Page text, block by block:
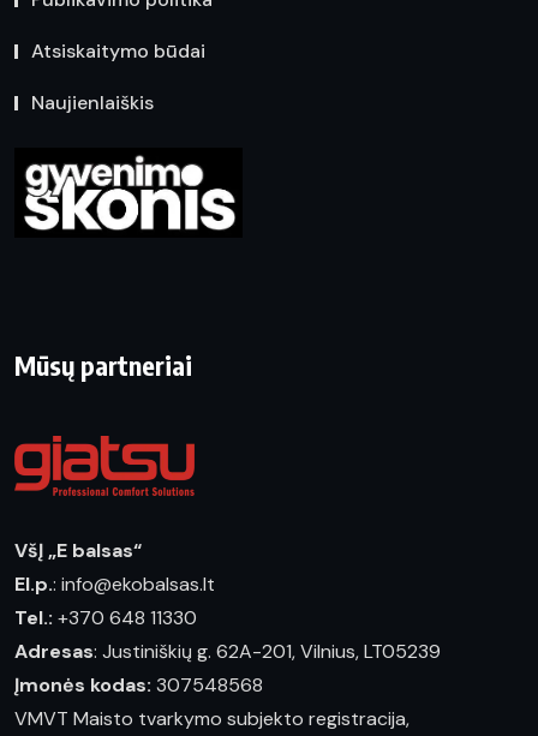
Atsiskaitymo būdai
Naujienlaiškis
Mūsų partneriai
VšĮ „E balsas“
El.p.: info@ekobalsas.lt
Tel.: +370 648 11330
Adresas: Justiniškių g. 62A-201, Vilnius, LT05239
Įmonės kodas: 307548568
VMVT Maisto tvarkymo subjekto registracija,